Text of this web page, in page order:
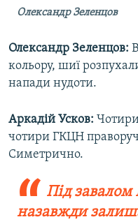
Олександр Зеленцов
Олександр Зеленцов:
кольору, шиї
напади нудоти.
Аркадій Усков: Чотири
чотири ГКЦН
Симетрично.
Під завалом
назавжди